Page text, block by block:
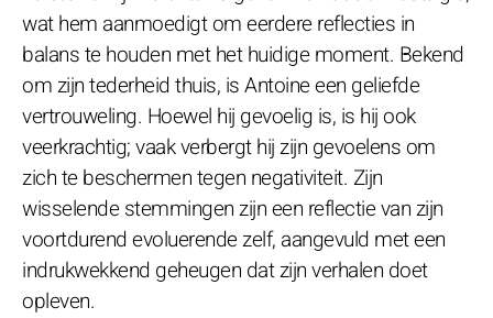
wat hem aanmoedigt om eerdere reflecties in
balans te houden met het huidige moment. Bekend
om zijn tederheid thuis, is Antoine een geliefde
vertrouweling. Hoewel hij gevoelig is, is hij ook
veerkrachtig; vaak verbergt hij zijn gevoelens om
zich te beschermen tegen negativiteit. Zijn
wisselende stemmingen zijn een reflectie van zijn
voortdurend evoluerende zelf, aangevuld met een
indrukwekkend geheugen dat zijn verhalen doet
opleven.